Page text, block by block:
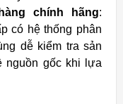
chính hãng:
có hệ thống phân
dễ kiểm tra sản
nguồn gốc khi lựa